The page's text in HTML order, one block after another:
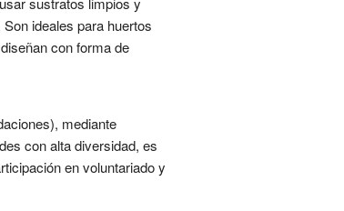
ideales para huertos
con forma de
mediante
con alta diversidad, es
en voluntariado y